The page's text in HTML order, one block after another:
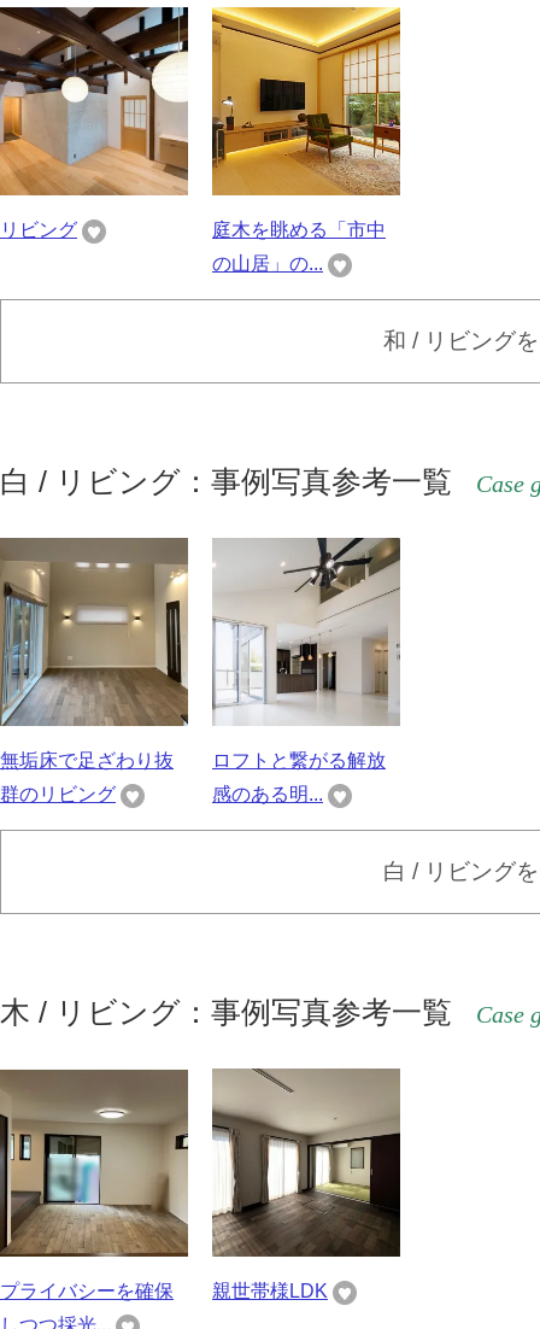
リビング
庭木を眺める「市中
の山居」の...
和 / リビング
白 / リビング：事例写真参考一覧 Case
無垢床で足ざわり抜
群のリビング
ロフトと繋がる解放
感のある明...
白 / リビング
木 / リビング：事例写真参考一覧 Case
プライバシーを確保
しつつ採光...
親世帯様LDK